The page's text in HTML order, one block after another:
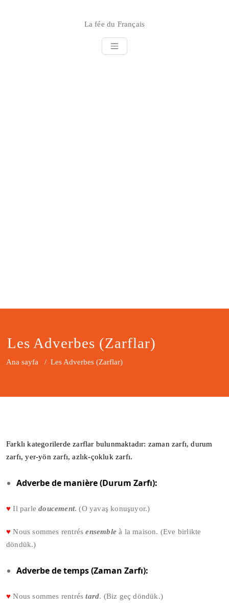
La fée du Français
Les Adverbes (Zarflar)
Ana sayfa / Les Adverbes (Zarflar)
Farklı kategorilerde zarflar bulunmaktadır: zaman zarfı, durum
zarfı, yer-yön zarfı, azlık-çokluk zarfı.
Adverbe de manière (Durum Zarfı):
♥Il parledoucement. (O yavaş konuşuyor.)
♥Nous sommes rentrésensemble à la maison. (Eve birlikte
döndük.)
Adverbe de temps (Zaman Zarfı):
♥Nous sommes rentréstard. (Biz geç döndük.)